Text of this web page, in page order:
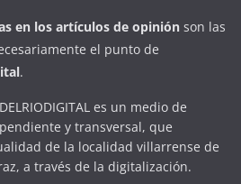
en los artículos de opinión son las
el punto de
.
es un medio de
y transversal, que
de la localidad villarrense de
a través de la digitalización.